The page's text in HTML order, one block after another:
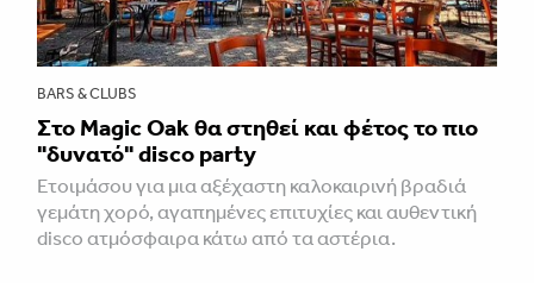
BARS & CLUBS
Στο Magic Oak θα στηθεί και φέτος το πιο
"δυνατό" disco party
Ετοιμάσου για μια αξέχαστη καλοκαιρινή βραδιά
γεμάτη χορό, αγαπημένες επιτυχίες και αυθεντική
disco ατμόσφαιρα κάτω από τα αστέρια.